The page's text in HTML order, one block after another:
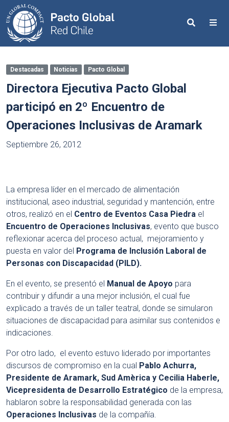
Search
Destacadas Noticias Pacto Global
Directora Ejecutiva Pacto Global
participó en 2º Encuentro de
Operaciones Inclusivas de Aramark
Septiembre 26, 2012
La empresa líder en el mercado de alimentación
institucional, aseo industrial, seguridad y mantención, entre
otros, realizó en el Centro de Eventos Casa Piedra el
Encuentro de Operaciones Inclusivas, evento que busco
reflexionar acerca del proceso actual, mejoramiento y
puesta en valor del Programa de Inclusión Laboral de
Personas con Discapacidad (PILD).
En el evento, se presentó el Manual de Apoyo para
contribuir y difundir a una mejor inclusión, el cual fue
explicado a través de un taller teatral, donde se simularon
situaciones de discapacidad para asimilar sus contenidos e
indicaciones.
Por otro lado, el evento estuvo liderado por importantes
discursos de compromiso en la cual Pablo Achurra,
Presidente de Aramark, Sud Amèrica y Cecilia Haberle,
Vicepresidenta de Desarrollo Estratégico de la empresa,
hablaron sobre la responsabilidad generada con las
Operaciones Inclusivas de la compañía.